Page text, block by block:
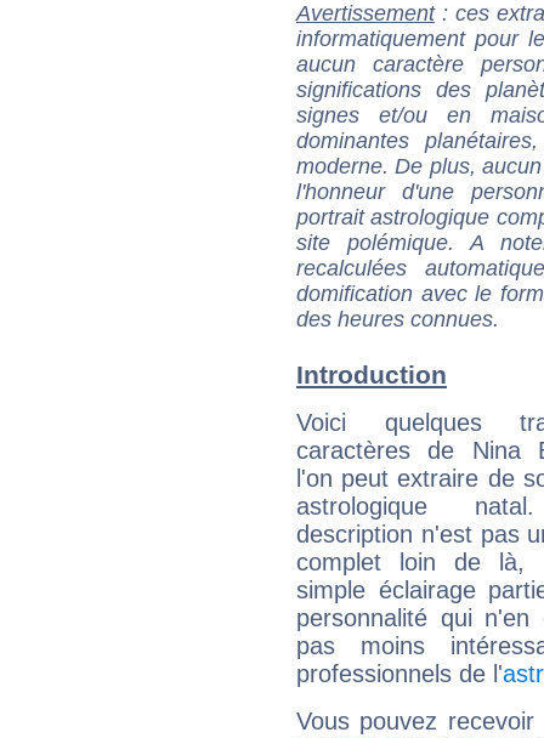
Avertissement: ces
informatiquement pour
aucun caractère
significations des
signes et/ou en
dominantes
moderne. De plus,
l'honneur d'une
portrait astrologique
site polémique. A
recalculées
domification avec le
des heures connues.
Introduction
Voici quelques
caractères de Nina
l'on peut extraire de
astrologique
description n'est pas
complet loin de là,
simple éclairage
personnalité qui n'en
pas moins
professionnels de l'
Vous pouvez